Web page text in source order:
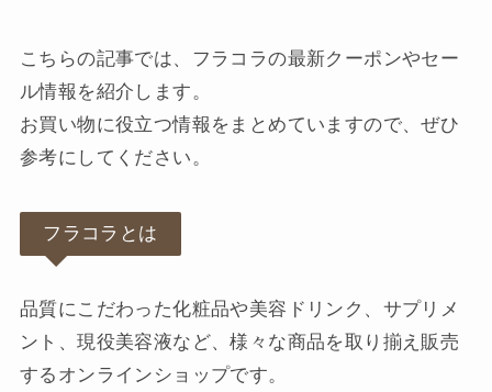
こちらの記事では、フラコラの最新クーポンやセー
ル情報を紹介します。
お買い物に役立つ情報をまとめていますので、ぜひ
参考にしてください。
フラコラとは
品質にこだわった化粧品や美容ドリンク、サプリメ
ント、現役美容液など、様々な商品を取り揃え販売
するオンラインショップです。